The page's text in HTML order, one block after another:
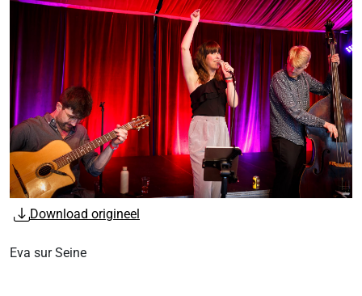
Download origineel
Eva sur Seine